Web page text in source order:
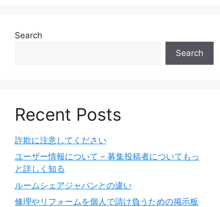
Search
Search
Recent Posts
詐欺に注意してください
ユーザー情報について – 募集投稿者についてもっ
と詳しく知る
ルームシェアジャパンとの違い
修理やリフォームを個人で請け負うための掲示板